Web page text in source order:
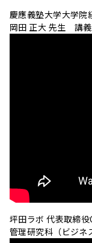
慶應義塾大学大学院
岡田 正大 先生 講義
坪田ラボ 代表取締
管理研究科（ビジ